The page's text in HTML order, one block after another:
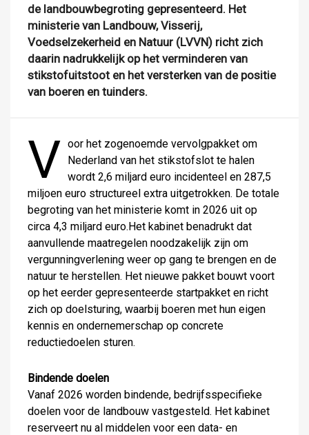
de landbouwbegroting gepresenteerd. Het
ministerie van Landbouw, Visserij,
Voedselzekerheid en Natuur (LVVN) richt zich
daarin nadrukkelijk op het verminderen van
stikstofuitstoot en het versterken van de positie
van boeren en tuinders.
V oor het zogenoemde vervolgpakket om
Nederland van het stikstofslot te halen
wordt 2,6 miljard euro incidenteel en 287,5
miljoen euro structureel extra uitgetrokken. De totale
begroting van het ministerie komt in 2026 uit op
circa 4,3 miljard euro.Het kabinet benadrukt dat
aanvullende maatregelen noodzakelijk zijn om
vergunningverlening weer op gang te brengen en de
natuur te herstellen. Het nieuwe pakket bouwt voort
op het eerder gepresenteerde startpakket en richt
zich op doelsturing, waarbij boeren met hun eigen
kennis en ondernemerschap op concrete
reductiedoelen sturen.
Bindende doelen
Vanaf 2026 worden bindende, bedrijfsspecifieke
doelen voor de landbouw vastgesteld. Het kabinet
reserveert nu al middelen voor een data- en